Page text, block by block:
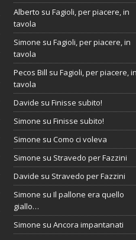
Alberto suFagioli, per piacere, in
tavola
Simone suFagioli, per piacere, in
tavola
Pecos Bill suFagioli, per piacere, in
tavola
Davide suFinisse subito!
Simone suFinisse subito!
Simone suComo ci voleva
Simone su Stravedo per Fazzini
Davide su Stravedo per Fazzini
Simone suIl pallone era quello
giallo…
Simone suAncora impantanati